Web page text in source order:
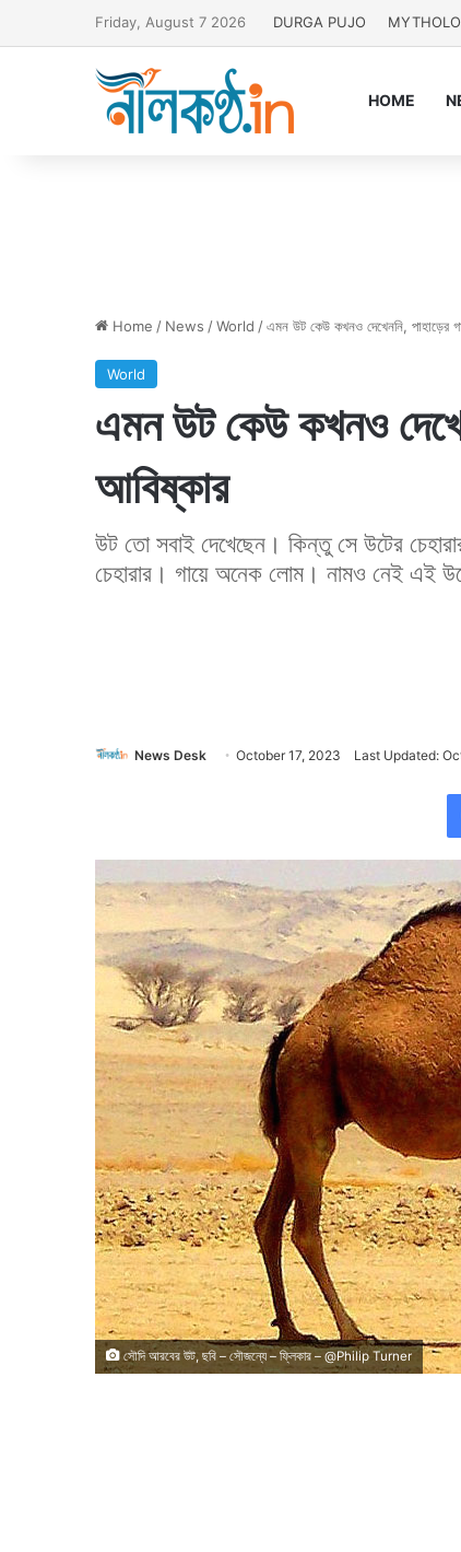
Friday, August 7 2026 DURGA PUJO
HOME
Home / News /World /এমন উট কেউ কখনও দেখেননি, পাহাড়ের
World
এমন উট কেউ কখনও
আবিষ্কার
উট তো সবাই দেখেছেন। কিন্তু সে উটের
চেহারার। গায়ে অনেক লোম। নামও নেই এই
News Desk October 17, 2023 Last Updated:
সৌদি আরবের উট, ছবি – সৌজন্যে – ফ্লিকার – @Philip Turner